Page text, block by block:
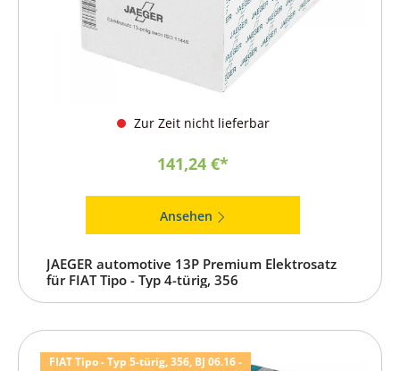
Zur Zeit nicht lieferbar
141,24 €*
Ansehen
JAEGER automotive 13P Premium Elektrosatz
für FIAT Tipo - Typ 4-türig, 356
FIAT Tipo - Typ 5-türig, 356, BJ 06.16 -